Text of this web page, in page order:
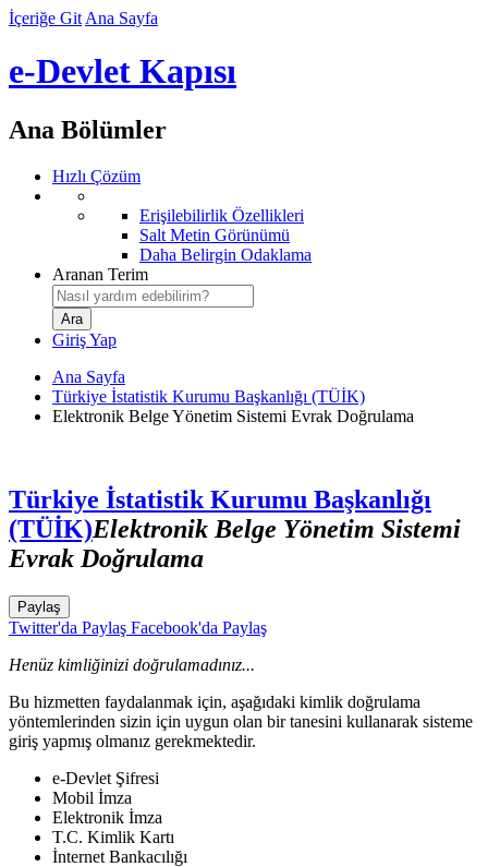
İçeriğe Git Ana Sayfa
e-Devlet Kapısı
Ana Bölümler
Hızlı Çözüm
Erişilebilirlik Özellikleri
Salt Metin Görünümü
Daha Belirgin Odaklama
Aranan Terim
Giriş Yap
Ana Sayfa
Türkiye İstatistik Kurumu Başkanlığı (TÜİK)
Elektronik Belge Yönetim Sistemi Evrak Doğrulama
Türkiye İstatistik Kurumu Başkanlığı
(TÜİK)Elektronik Belge Yönetim Sistemi
Evrak Doğrulama
Paylaş
Twitter'da Paylaş Facebook'da Paylaş
Henüz kimliğinizi doğrulamadınız...
Bu hizmetten faydalanmak için, aşağıdaki kimlik doğrulama
yöntemlerinden sizin için uygun olan bir tanesini kullanarak sisteme
giriş yapmış olmanız gerekmektedir.
e-Devlet Şifresi
Mobil İmza
Elektronik İmza
T.C. Kimlik Kartı
İnternet Bankacılığı